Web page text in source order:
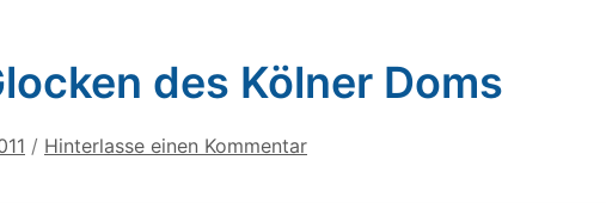
des Kölner Doms
/ Hinterlasse einen Kommentar